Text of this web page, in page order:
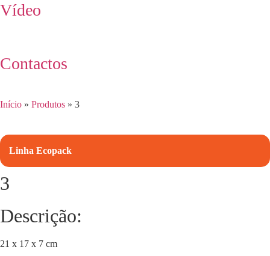
Vídeo
Contactos
Início » Produtos » 3
Linha Ecopack
3
Descrição:
21 x 17 x 7 cm